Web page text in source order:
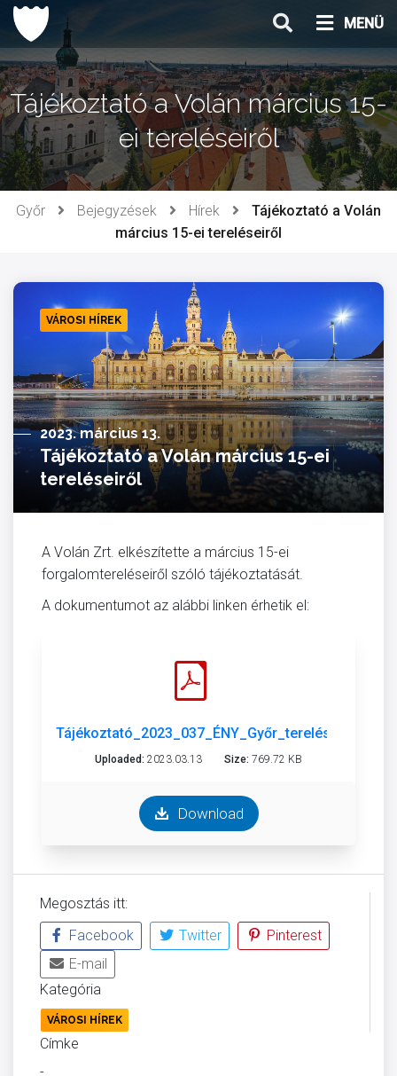
Ugrás
tartalomhoz
MENÜ
Tájékoztató a Volán március 15-
ei tereléseiről
Győr Bejegyzések Hírek
Tájékoztató a Volán
március 15-ei tereléseiről
VÁROSI HÍREK
2023. március 13.
Tájékoztató a Volán március 15-ei
tereléseiről
A Volán Zrt. elkészítette a március 15-ei
forgalomtereléseiről szóló tájékoztatását.
A dokumentumot az alábbi linken érhetik el:
Tájékoztató_2023_037_ÉNY_Győr_terelés
Uploaded: 2023.03.13 Size: 769.72 KB
Download
Megosztás itt:
Facebook
Twitter
Pinterest
E-mail
Kategória
VÁROSI HÍREK
Címke
-